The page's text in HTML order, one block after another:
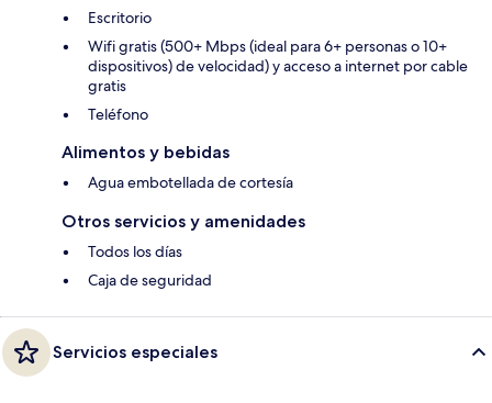
Escritorio
Wifi gratis (500+ Mbps (ideal para 6+ personas o 10+
dispositivos) de velocidad) y acceso a internet por cable
gratis
Teléfono
Alimentos y bebidas
Agua embotellada de cortesía
Otros servicios y amenidades
Todos los días
Caja de seguridad
Servicios especiales